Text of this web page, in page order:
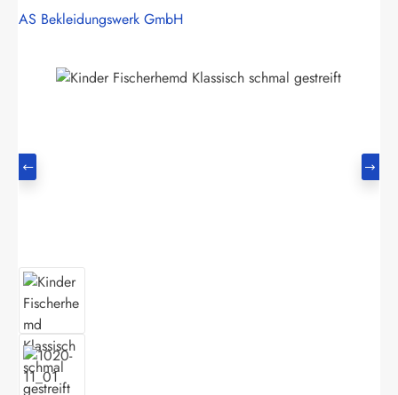
AS Bekleidungswerk GmbH
Bildergalerie überspringen